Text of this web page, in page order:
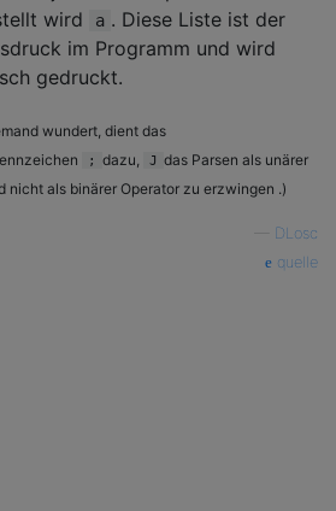
wird
a . Diese Liste ist der
im Programm und wird
gedruckt.
wundert, dient das
; dazu, J das Parsen als unärer
nicht als binärer Operator zu erzwingen .)
DLosc
quelle